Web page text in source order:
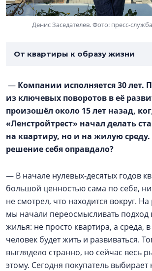
Денис Заседателев. Фото: пресс-
От квартиры к образу жизни
— Компании исполняется 30 лет.
из ключевых поворотов в её
произошёл около 15 лет назад,
«Ленстройтрест» начал делать
на квартиру, но и на жилую среду.
решение себя оправдало?
— В начале нулевых-десятых годов
большой ценностью сама по себе,
не смотрел, что находится вокруг.
мы начали переосмысливать подход
жилья: не просто квартира, а среда,
человек будет жить и развиваться.
выглядело странно, но сейчас весь
этому. Сегодня покупатель выбирает